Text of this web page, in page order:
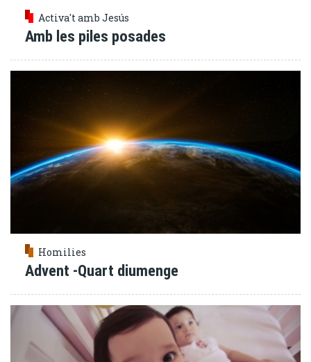
Activa't amb Jesús
Amb les piles posades
Homilies
Advent -Quart diumenge